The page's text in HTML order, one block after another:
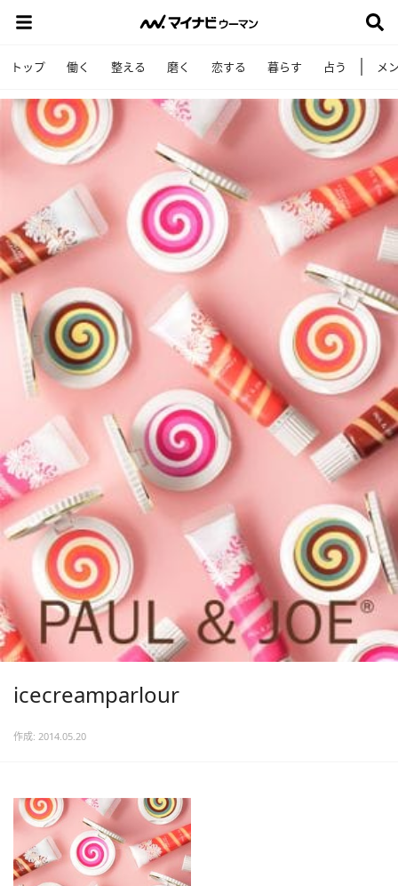
トップ 働く 整える 磨く 恋する 暮らす 占う メ
icecreamparlour
作成: 2014.05.20